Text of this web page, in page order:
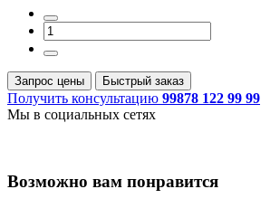
Запрос цены Быстрый заказ
Получить консультацию 99878 122 99 99
Мы в социальных сетях
Возможно вам понравится